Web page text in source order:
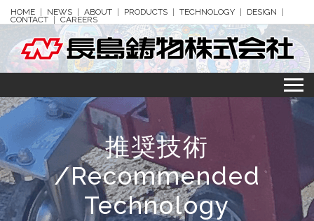
HOME NEWS ABOUT PRODUCTS TECHNOLOGY DESIGN
CONTACT CAREERS
推奨技術
/Recommended
Technology